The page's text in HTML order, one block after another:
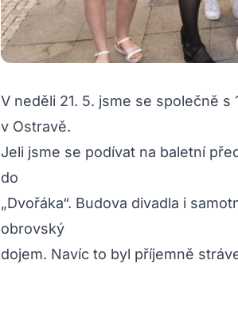
V neděli 21. 5. jsme se společně s
v Ostravě.
Jeli jsme se podívat na baletní
do
„Dvořáka“. Budova divadla i
obrovský
dojem. Navíc to byl příjemně